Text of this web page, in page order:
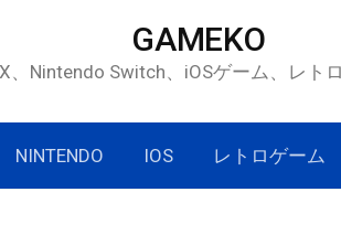
GAMEKO
、Nintendo Switch、iOSゲーム、レト
NINTENDO IOS レトロゲーム